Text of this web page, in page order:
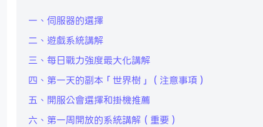
一、伺服器的選擇
二、遊戲系統講解
三、每日戰力強度最大化講解
四、第一天的副本「世界樹」（注意事項）
五、開服公會選擇和掛機推薦
六、第一周開放的系統講解（重要）